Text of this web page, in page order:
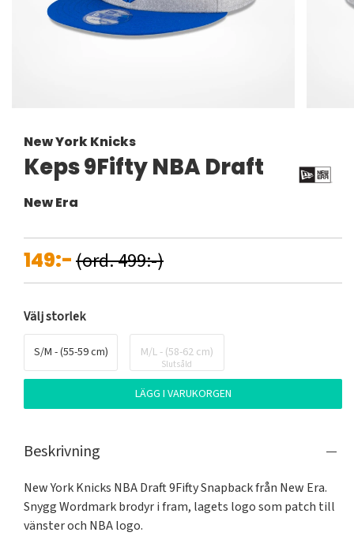
New York Knicks
Keps 9Fifty NBA Draft
New Era
149:-(ord. 499:-)
Välj storlek
S/M - (55-59 cm) M/L - (58-62 cm)
Slutsåld
LÄGG I VARUKORGEN
Beskrivning
New York Knicks NBA Draft 9Fifty Snapback från New Era.
Snygg Wordmark brodyr i fram, lagets logo som patch till
vänster och NBA logo.